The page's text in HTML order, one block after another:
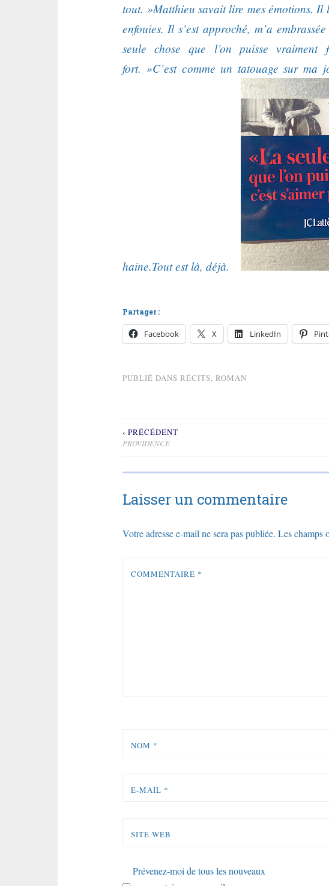
tout. »Matthieu savait lire mes émotions. Il
enfouies. Il s’est approché, m’a
seule chose que l’on puisse vraiment
fort. »C’est comme un tatouage sur ma
haine.Tout est là, déjà.
Partager :
Facebook X LinkedIn
PUBLIÉ DANS RÉCITS, ROMAN
Navigation
l’article
‹ PRÉCÉDENT
PROVIDENCE
Laisser un commentaire
Votre adresse e-mail ne sera pas publiée. Les champs
COMMENTAIRE *
NOM *
E-MAIL *
SITE WEB
Prévenez-moi de tous les nouveaux